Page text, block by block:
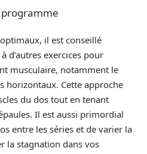
il est conseillé
d’autres exercices pour
musculaire, notamment le
horizontaux. Cette approche
du dos tout en tenant
Il est aussi primordial
entre les séries et de varier la
la stagnation dans vos